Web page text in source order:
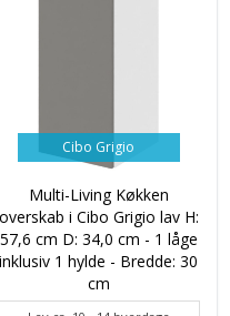
Cibo Grigio
Multi-Living Køkken
overskab i Cibo Grigio lav H:
57,6 cm D: 34,0 cm - 1 låge
inklusiv 1 hylde - Bredde: 30
cm